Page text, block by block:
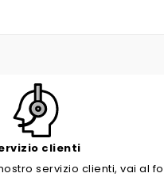
clienti
servizio clienti, vai al